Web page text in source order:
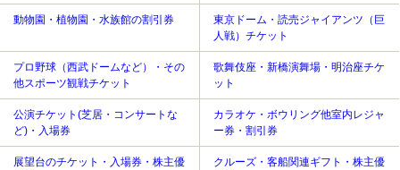
動物園・植物園・水族館の割引券
東京ドーム・読売ジャイアンツ（巨
人戦）チケット
プロ野球（西武ドームなど）・その
他スポーツ観戦チケット
歌舞伎座・新橋演舞場・明治座チケ
ット
公演チケット(芝居・コンサートな
ど)・入場券
カラオケ・ボウリング他室内レジャ
ー券・割引券
展望台のチケット・入場券・株主優
クルーズ・客船関連ギフト・株主優